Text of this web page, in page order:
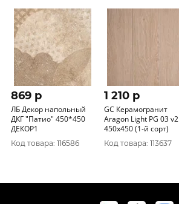
869 p
ЛБ Декор напольный
ДКГ "Патио" 450*450
ДЕКОР1
Код товара: 116586
1 210 p
GC Керамогранит
Aragon Light PG 03 v2
450х450 (1-й сорт)
Код товара: 113637